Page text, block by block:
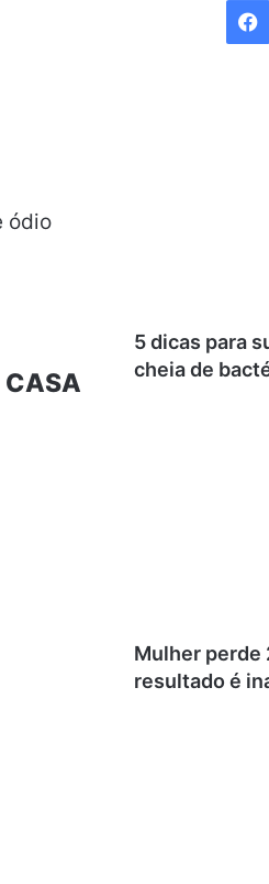
ódio
CASA
5 dicas para
cheia de
Mulher perde
resultado é